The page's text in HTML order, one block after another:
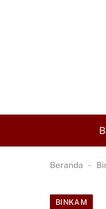
Beranda -
BINKAM